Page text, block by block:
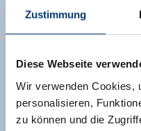
Zustimmung
Diese Webseite
Wir verwenden Cookies,
personalisieren,
zu können und die
Appartement, douche en
grootte van de
5 mensen |